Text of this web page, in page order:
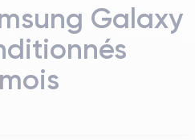
Galaxy